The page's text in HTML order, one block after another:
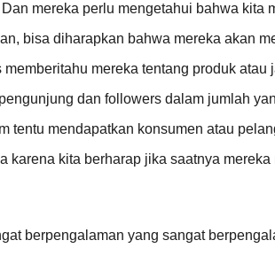
mereka perlu mengetahui bahwa kita
bisa diharapkan bahwa mereka akan
mereka tentang produk
dan followers dalam jumlah
tentu mendapatkan konsumen atau
karena kita berharap jika saatnya
berpengalaman yang sangat